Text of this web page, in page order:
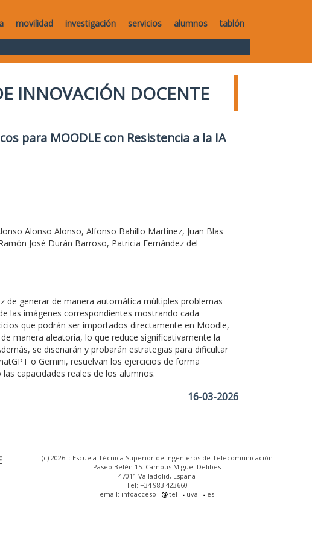
movilidad investigación servicios alumnos tablón
INNOVACIÓN DOCENTE
para MOODLE con Resistencia a la IA
Alonso Alonso, Alfonso Bahillo Martínez, Juan Blas
José Durán Barroso, Patricia Fernández del
generar de manera automática múltiples problemas
las imágenes correspondientes mostrando cada
que podrán ser importados directamente en Moodle,
manera aleatoria, lo que reduce significativamente la
se diseñarán y probarán estrategias para dificultar
o Gemini, resuelvan los ejercicios de forma
capacidades reales de los alumnos.
16-03-2026
(c) 2026 :: Escuela Técnica Superior de Ingenieros de Telecomunicación
Paseo Belén 15. Campus Miguel Delibes
47011 Valladolid, España
Tel: +34 983 423660
email: infoacceso
tel uva es